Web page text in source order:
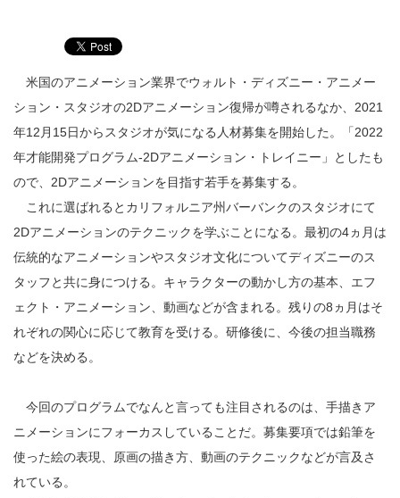
米国のアニメーション業界でウォルト・ディズニー・アニメー
ション・スタジオの2Dアニメーション復帰が噂されるなか、2021
年12月15日からスタジオが気になる人材募集を開始した。「2022
年才能開発プログラム-2Dアニメーション・トレイニー」としたも
ので、2Dアニメーションを目指す若手を募集する。
これに選ばれるとカリフォルニア州バーバンクのスタジオにて
2Dアニメーションのテクニックを学ぶことになる。最初の4ヵ月は
伝統的なアニメーションやスタジオ文化についてディズニーのス
タッフと共に身につける。キャラクターの動かし方の基本、エフ
ェクト・アニメーション、動画などが含まれる。残りの8ヵ月はそ
れぞれの関心に応じて教育を受ける。研修後に、今後の担当職務
などを決める。
今回のプログラムでなんと言っても注目されるのは、手描きア
ニメーションにフォーカスしていることだ。募集要項では鉛筆を
使った絵の表現、原画の描き方、動画のテクニックなどが言及さ
れている。